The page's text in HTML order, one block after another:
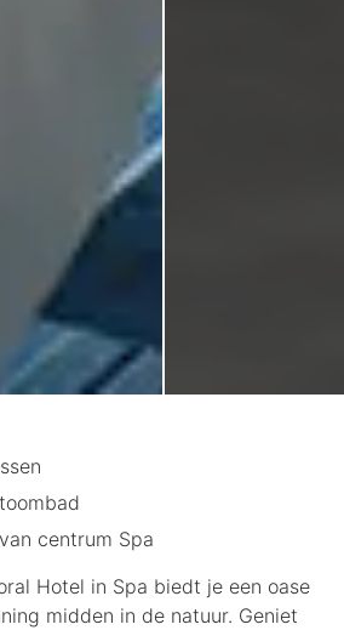
centrum Spa
Hotel in Spa biedt je een oase
midden in de natuur. Geniet